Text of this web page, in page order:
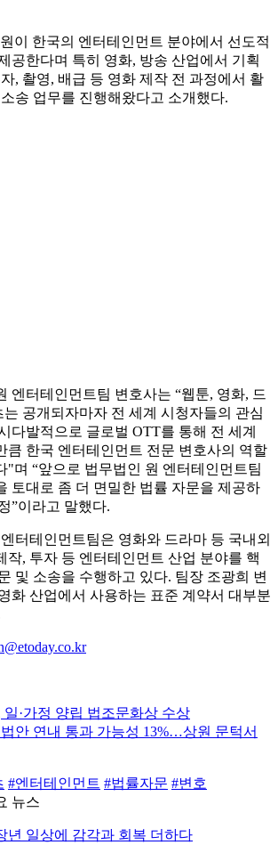
이 한국의 엔터테인먼트 분야에서 선도적
공한다며 특히 영화, 방송 산업에서 기획
, 촬영, 배급 등 영화 제작 전 과정에서 활
송 업무를 진행해왔다고 소개했다.
엔터테인먼트팀 변호사는 “웹툰, 영화, 드
공개되자마자 전 세계 시청자들의 관심
다발적으로 글로벌 OTT를 통해 전 세계
큼 한국 엔터테인먼트 전문 변호사의 역할
"며 “앞으로 법무법인 원 엔터테인먼트팀
토대로 좀 더 면밀한 법률 자문을 제공하
”이라고 말했다.
터테인먼트팀은 영화와 드라마 등 국내외
작, 투자 등 엔터테인먼트 산업 분야를 핵
및 소송을 수행하고 있다. 팀장 조광희 변
화 산업에서 사용하는 표준 계약서 대부분
일·가정 양립 법조문화상 수상
안 연내 통과 가능성 13%…상원 문턱서
#엔터테인먼트 #법률자문 #변호
뉴스
년 일상에 감각과 회복 더하다